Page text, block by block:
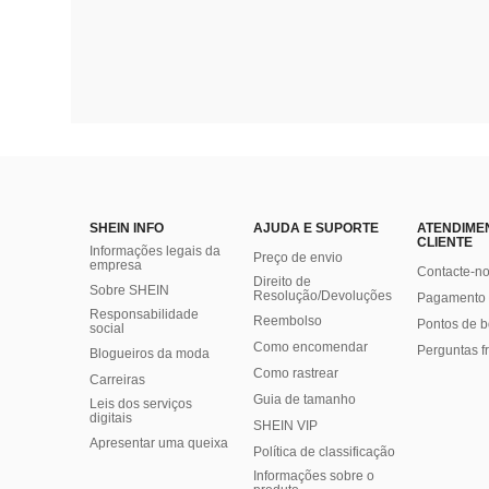
SHEIN INFO
Informações legais da
empresa
Sobre SHEIN
Responsabilidade
social
Blogueiros da moda
Carreiras
Leis dos serviços
digitais
Apresentar uma queixa
AJUDA E SUPORTE
Preço de envio
Direito de
Resolução/Devoluções
Reembolso
Como encomendar
Como rastrear
Guia de tamanho
SHEIN VIP
Política de classificação
​Informações sobre o
CLIENTE
Contacte-
Pontos de
Perguntas